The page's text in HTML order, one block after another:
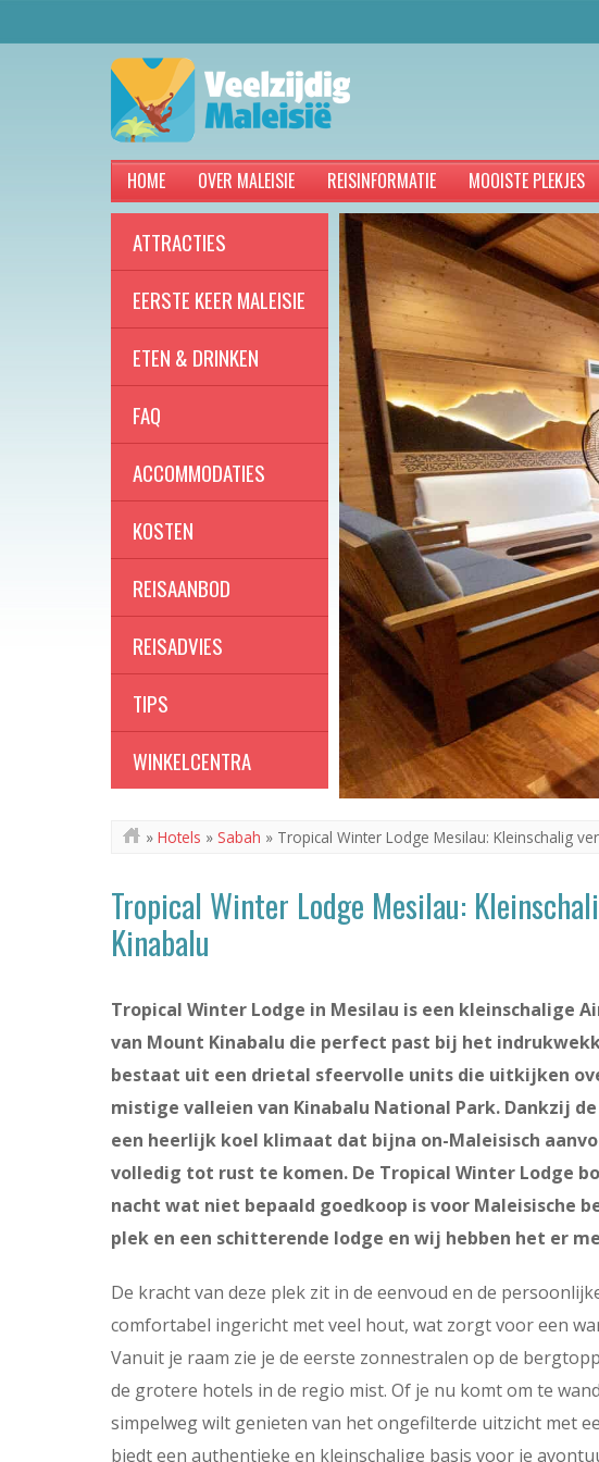
HOME OVER MALEISIE REISINFORMATIE MOOISTE PLEKJES
ATTRACTIES
EERSTE KEER MALEISIE
ETEN & DRINKEN
FAQ
ACCOMMODATIES
KOSTEN
REISAANBOD
REISADVIES
TIPS
WINKELCENTRA
» Hotels » Sabah » Tropical Winter Lodge Mesilau: Kleinschalig
Tropical Winter Lodge Mesilau:
Kinabalu
Tropical Winter Lodge in Mesilau is een kleinschalige
van Mount Kinabalu die perfect past bij het
bestaat uit een drietal sfeervolle units die uitkijken
mistige valleien van Kinabalu National Park. Dankzij
een heerlijk koel klimaat dat bijna on-Maleisisch
volledig tot rust te komen. De Tropical Winter Lodge
nacht wat niet bepaald goedkoop is voor Maleisische
plek en een schitterende lodge en wij hebben het er
De kracht van deze plek zit in de eenvoud en de
comfortabel ingericht met veel hout, wat zorgt voor een
Vanuit je raam zie je de eerste zonnestralen op de
de grotere hotels in de regio mist. Of je nu komt om te
simpelweg wilt genieten van het ongefilterde uitzicht met
biedt een authentieke en kleinschalige basis voor je